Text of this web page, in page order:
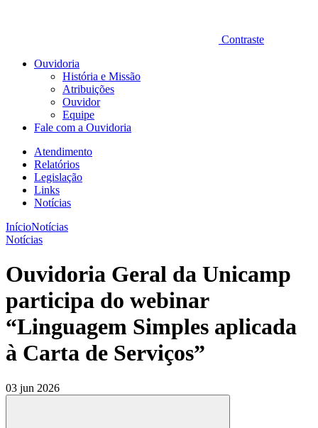
Contraste
Ouvidoria
História e Missão
Atribuições
Ouvidor
Equipe
Fale com a Ouvidoria
Atendimento
Relatórios
Legislação
Links
Notícias
InícioNotícias
Notícias
Ouvidoria Geral da Unicamp
participa do webinar
“Linguagem Simples aplicada
à Carta de Serviços”
03 jun 2026